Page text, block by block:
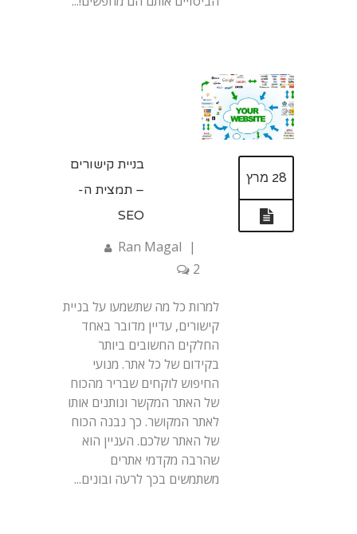
28 מרץ
בניית קישורים
– תמצית ה-
SEO
Ran Magal |
2
למרות כל מה שתשמעו על בניית
קישורים, עדיין מדובר באחד
החלקים החשובים ביותר
בקידום של כל אתר. מנועי
החיפוש לוקחים שבריר מהכוח
של האתר המקשר ונותנים אותו
לאתר המקושר. כך נבנה הכוח
של האתר שלכם. העניין הוא
שהרבה מקדמי אתרים
משתמשים בכך לרעה ובונים...